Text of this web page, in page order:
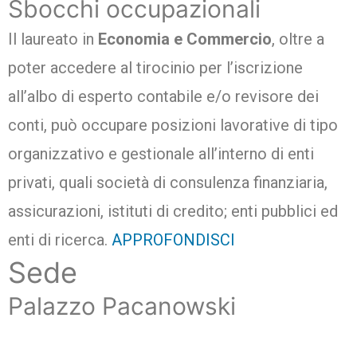
Sbocchi occupazionali
Il laureato in Economia e Commercio, oltre a
poter accedere al tirocinio per l’iscrizione
all’albo di esperto contabile e/o revisore dei
conti, può occupare posizioni lavorative di tipo
organizzativo e gestionale all’interno di enti
privati, quali società di consulenza finanziaria,
assicurazioni, istituti di credito; enti pubblici ed
enti di ricerca. APPROFONDISCI
Sede
Palazzo Pacanowski